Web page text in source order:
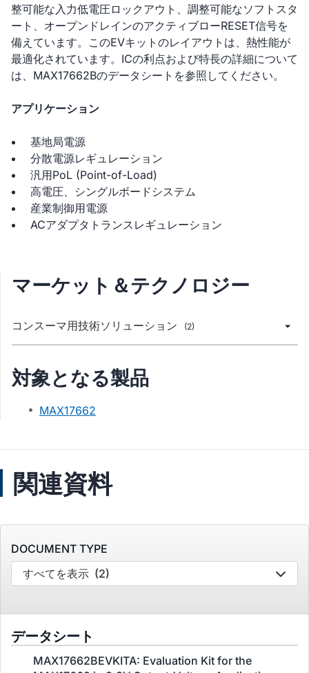
整可能な入力低電圧ロックアウト、調整可能なソフトスタ
ート、オープンドレインのアクティブローRESET信号を
備えています。このEVキットのレイアウトは、熱性能が
最適化されています。ICの利点および特長の詳細について
は、MAX17662Bのデータシートを参照してください。
アプリケーション
基地局電源
分散電源レギュレーション
汎用PoL (Point-of-Load)
高電圧、シングルボードシステム
産業制御用電源
ACアダプタトランスレギュレーション
マーケット＆テクノロジー
コンスーマ用技術ソリューション (2)
対象となる製品
MAX17662
関連資料
DOCUMENT TYPE
すべてを表示 (2)
データシート
MAX17662BEVKITA: Evaluation Kit for the